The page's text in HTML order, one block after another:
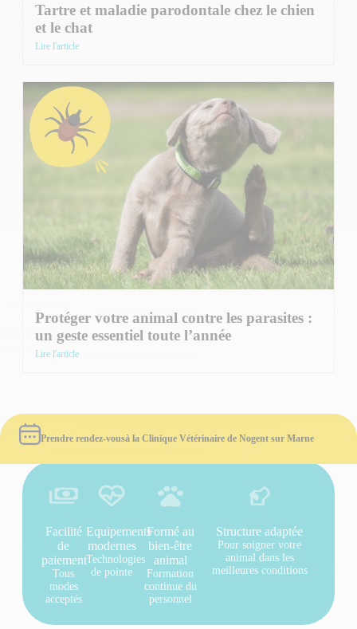
Prendre rendez-vousà la Clinique Vétérinaire de Nogent sur Marne
Tartre et maladie parodontale chez le chien
et le chat
Lire l'article
Protéger votre animal contre les parasites :
un geste essentiel toute l’année
Lire l'article
Facilité
de
paiement
Tous
modes
acceptés
Equipements
modernes
Technologies
de pointe
Formé au
bien-être
animal
Formation
continue du
personnel
Structure adaptée
Pour soigner votre
animal dans les
meilleures conditions